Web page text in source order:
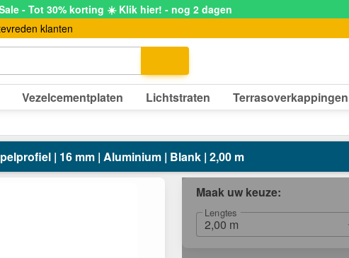
- Tot 30% korting ☀️ Klik hier! - nog 2 dagen
klanten
Vezelcementplaten Lichtstraten Terrasoverkappingen
| 16 mm | Aluminium | Blank | 2,00 m
Maak uw keuze:
Lengtes